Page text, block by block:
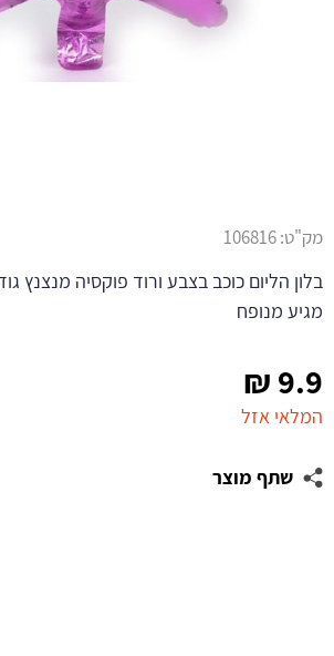
9.9
₪
המלאי אזל
שתף מוצר
מק"ט:106816
מגיע מנופח